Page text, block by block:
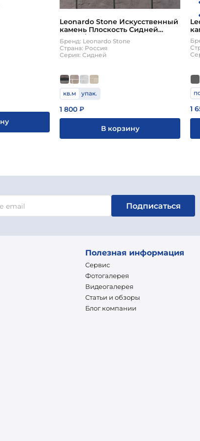
Leonardo Stone Искусственный
камень Плоскость Сидней
0,83м2/уп
Бренд: Leonardo Stone
Страна: Россия
Серия: Сидней
кв.м упак.
1 800 ₽
В корзину
1
Подписаться
Полезная информация
Сервис
Фотогалерея
Видеогалерея
Статьи и обзоры
Блог компании